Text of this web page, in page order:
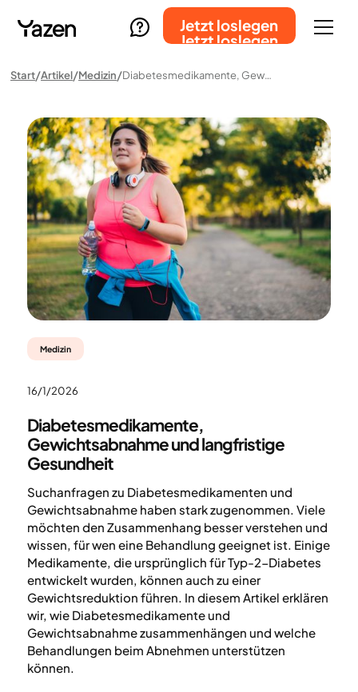
Jetzt loslegen
Jetzt loslegen
Start Artikel Medizin Diabetesmedikamente, Gewichtsabnahme Und Langfristige Gesundheit
Medizin
16/1/2026
Diabetesmedikamente,
Gewichtsabnahme und langfristige
Gesundheit
Suchanfragen zu Diabetesmedikamenten und
Gewichtsabnahme haben stark zugenommen. Viele
möchten den Zusammenhang besser verstehen und
wissen, für wen eine Behandlung geeignet ist. Einige
Medikamente, die ursprünglich für Typ-2-Diabetes
entwickelt wurden, können auch zu einer
Gewichtsreduktion führen. In diesem Artikel erklären
wir, wie Diabetesmedikamente und
Gewichtsabnahme zusammenhängen und welche
Behandlungen beim Abnehmen unterstützen
können.